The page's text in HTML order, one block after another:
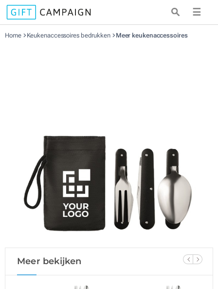
☰
Home Keukenaccessoires bedrukken Meer keukenaccessoires
Meer bekijken